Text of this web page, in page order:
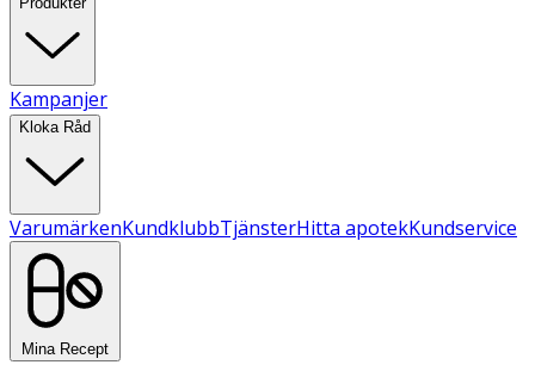
Kampanjer
Kloka Råd
VarumärkenKundklubbTjänsterHitta apotekKundservice
Mina Recept